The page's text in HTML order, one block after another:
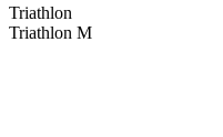
Triathlon
Triathlon M